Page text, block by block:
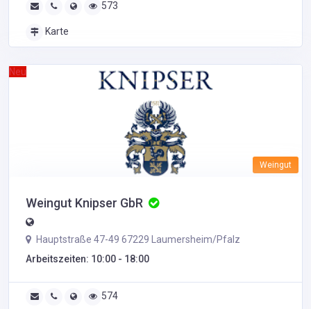
573
Karte
Neu
Weingut
Weingut Knipser GbR
Hauptstraße 47-49 67229 Laumersheim/Pfalz
Arbeitszeiten: 10:00 - 18:00
574